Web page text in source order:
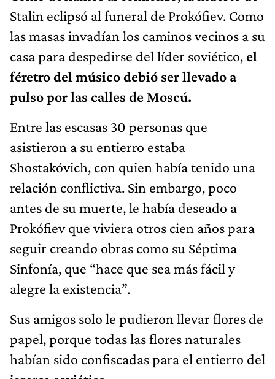
Stalin eclipsó al funeral de Prokófiev. Como
las masas invadían los caminos vecinos a su
casa para despedirse del líder soviético, el
féretro del músico debió ser llevado a
pulso por las calles de Moscú.
Entre las escasas 30 personas que
asistieron a su entierro estaba
Shostakóvich, con quien había tenido una
relación conflictiva. Sin embargo, poco
antes de su muerte, le había deseado a
Prokófiev que viviera otros cien años para
seguir creando obras como su Séptima
Sinfonía, que “hace que sea más fácil y
alegre la existencia”.
Sus amigos solo le pudieron llevar flores de
papel, porque todas las flores naturales
habían sido confiscadas para el entierro del